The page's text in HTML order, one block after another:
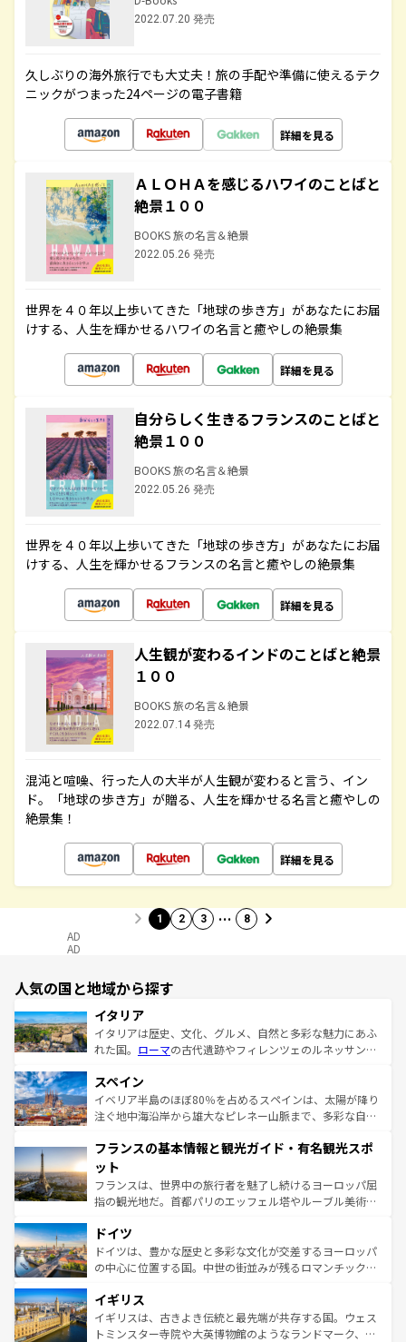
2022.07.20 発売
久しぶりの海外旅行でも大丈夫！旅の手配や準備に使えるテク
ニックがつまった24ページの電子書籍
詳細を見る
ＡＬＯＨＡを感じるハワイのことばと
絶景１００
BOOKS 旅の名言＆絶景
2022.05.26 発売
世界を４０年以上歩いてきた「地球の歩き方」があなたにお届
けする、人生を輝かせるハワイの名言と癒やしの絶景集
詳細を見る
自分らしく生きるフランスのことばと
絶景１００
BOOKS 旅の名言＆絶景
2022.05.26 発売
世界を４０年以上歩いてきた「地球の歩き方」があなたにお届
けする、人生を輝かせるフランスの名言と癒やしの絶景集
詳細を見る
人生観が変わるインドのことばと絶景
１００
BOOKS 旅の名言＆絶景
2022.07.14 発売
混沌と喧噪、行った人の大半が人生観が変わると言う、イン
ド。「地球の歩き方」が贈る、人生を輝かせる名言と癒やしの
絶景集！
詳細を見る
1 2 3 … 8
AD
AD
人気の国と地域から探す
イタリア
イタリアは歴史、文化、グルメ、自然と多彩な魅力にあふ
れた国。 ローマの古代遺跡やフィレンツェのルネッサンス
ろん、トスカーナの美しい田園風景やアマルフィ海岸の絶
景など、自然景観も見逃せない。観光の合間には、本場の
ピザやパスタなど、絶品のイタリア料理を堪能することも
ませてくれるイタリアで、忘れられない旅をしてみよう！
なお、新着のイタリア情報は
しい。
スペイン
イベリア半島のほぼ80％を占めるスペインは、太陽が降り
注ぐ地中海沿岸から雄大なピレネー山脈まで、多彩な自然
文化が根付くこの国では、情熱的なフラメンコ、熱気あふ
れる闘牛、そして美味しいタパスが生活の一部となってい
る。首都マドリードの洗練された雰囲気や、バルセロナの
アートに溢れた街角から、地方では古代ローマ遺跡や中世
せる。地方によって風土や気候が異なるスペインはその個
性で訪れる人を魅了する。 なお、新着のスペイン情報は コ
ンテンツ一覧を参照してほしい。
フランスの基本情報と観光ガイド・有名観光スポ
ット
フランスは、世界中の旅行者を魅了し続けるヨーロッパ屈
指の観光地だ。首都パリのエッフェル塔やルーブル美術館
で、幅広い魅力が詰まっている。華麗な宮殿、歴史的な大
聖堂、美しいビーチ、そして豊かな自然が、訪れる者を心
から魅了する。また、フランスは美食の国としても知ら
いる。シャンパンの発祥地であるランス、プロヴァンスの
香り高いラベンダー畑など、多彩な楽しみ方が可能だ。さ
らに、パリ以外の地域にも魅力が溢れており、どの街角に
ドイツ
ドイツは、豊かな歴史と多彩な文化が交差するヨーロッパ
の中心に位置する国。中世の街並みが残るロマンチック街
顔を持つこの国は、どこを歩いても飽きることがない。ベ
ルリンの文化的活気、バイエルン州のアルプスの絶景、そ
してライン川沿いのワイン畑といった風景は必見。ビール
イギリス
イギリスは、古きよき伝統と最先端が共存する国。ウェス
トミンスター寺院や大英博物館のようなランドマーク、歴